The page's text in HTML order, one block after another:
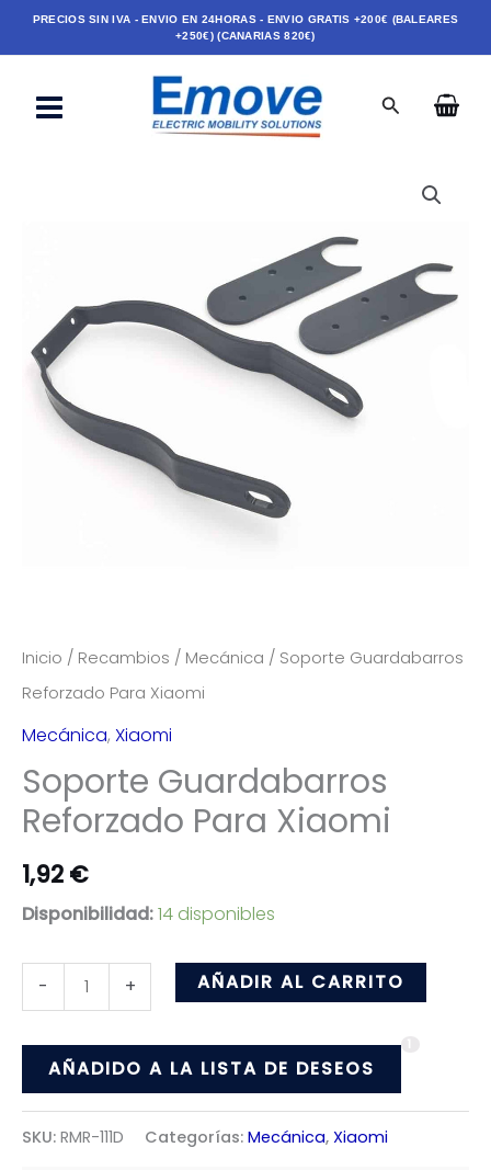
al
PRECIOS SIN IVA - ENVIO EN 24HORAS - ENVIO GRATIS +200€ (BALEARES
+250€) (CANARIAS 820€)
Buscar
Inicio / Recambios / Mecánica / Soporte Guardabarros
Reforzado Para Xiaomi
Mecánica, Xiaomi
Soporte Guardabarros
Reforzado Para Xiaomi
1,92 €
Disponibilidad:14 disponibles
-
Soporte
Guardabarros
Reforzado
Xiaomi
+ AÑADIR AL CARRITO
AÑADIDO A LA LISTA DE DESEOS
SKU: RMR-111D Categorías: Mecánica, Xiaomi